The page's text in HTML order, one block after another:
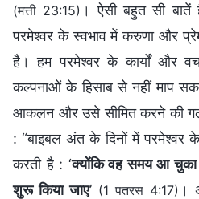
(मत्ती 23:15) । ऐसी बहुत सी बातें
परमेश्वर के स्वभाव में करुणा और
है। हम परमेश्वर के कार्यों और
कल्पनाओं के हिसाब से नहीं माप
आकलन और उसे सीमित करने की
: “बाइबल अंत के दिनों में परमेश्वर के
करती है : ‘क्योंकि वह समय आ चुका
शुरू किया जाए’ (1 पतरस 4:17) ।